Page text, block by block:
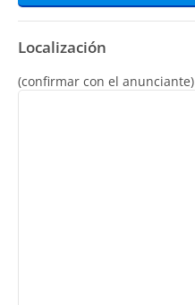
Localización
(confirmar con el anunciante)